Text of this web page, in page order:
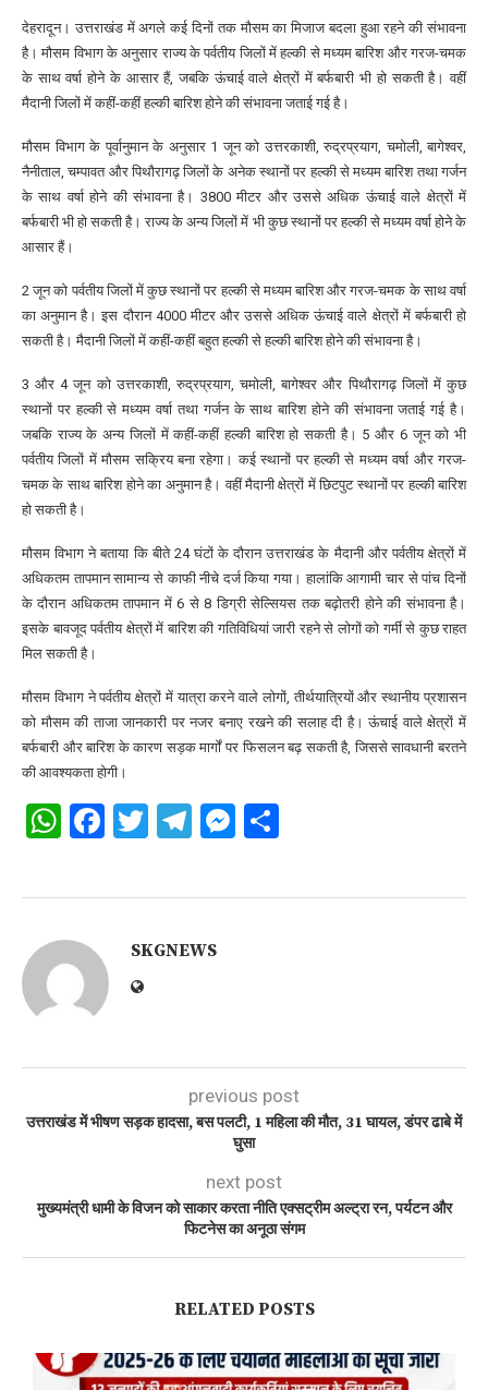
देहरादून। उत्तराखंड में अगले कई दिनों तक मौसम का मिजाज बदला हुआ रहने की संभावना
है। मौसम विभाग के अनुसार राज्य के पर्वतीय जिलों में हल्की से मध्यम बारिश और गरज-चमक
के साथ वर्षा होने के आसार हैं, जबकि ऊंचाई वाले क्षेत्रों में बर्फबारी भी हो सकती है। वहीं
मैदानी जिलों में कहीं-कहीं हल्की बारिश होने की संभावना जताई गई है।
मौसम विभाग के पूर्वानुमान के अनुसार 1 जून को उत्तरकाशी, रुद्रप्रयाग, चमोली, बागेश्वर,
नैनीताल, चम्पावत और पिथौरागढ़ जिलों के अनेक स्थानों पर हल्की से मध्यम बारिश तथा गर्जन
के साथ वर्षा होने की संभावना है। 3800 मीटर और उससे अधिक ऊंचाई वाले क्षेत्रों में
बर्फबारी भी हो सकती है। राज्य के अन्य जिलों में भी कुछ स्थानों पर हल्की से मध्यम वर्षा होने के
आसार हैं।
2 जून को पर्वतीय जिलों में कुछ स्थानों पर हल्की से मध्यम बारिश और गरज-चमक के साथ वर्षा
का अनुमान है। इस दौरान 4000 मीटर और उससे अधिक ऊंचाई वाले क्षेत्रों में बर्फबारी हो
सकती है। मैदानी जिलों में कहीं-कहीं बहुत हल्की से हल्की बारिश होने की संभावना है।
3 और 4 जून को उत्तरकाशी, रुद्रप्रयाग, चमोली, बागेश्वर और पिथौरागढ़ जिलों में कुछ
स्थानों पर हल्की से मध्यम वर्षा तथा गर्जन के साथ बारिश होने की संभावना जताई गई है।
जबकि राज्य के अन्य जिलों में कहीं-कहीं हल्की बारिश हो सकती है। 5 और 6 जून को भी
पर्वतीय जिलों में मौसम सक्रिय बना रहेगा। कई स्थानों पर हल्की से मध्यम वर्षा और गरज-
चमक के साथ बारिश होने का अनुमान है। वहीं मैदानी क्षेत्रों में छिटपुट स्थानों पर हल्की बारिश
हो सकती है।
मौसम विभाग ने बताया कि बीते 24 घंटों के दौरान उत्तराखंड के मैदानी और पर्वतीय क्षेत्रों में
अधिकतम तापमान सामान्य से काफी नीचे दर्ज किया गया। हालांकि आगामी चार से पांच दिनों
के दौरान अधिकतम तापमान में 6 से 8 डिग्री सेल्सियस तक बढ़ोतरी होने की संभावना है।
इसके बावजूद पर्वतीय क्षेत्रों में बारिश की गतिविधियां जारी रहने से लोगों को गर्मी से कुछ राहत
मिल सकती है।
मौसम विभाग ने पर्वतीय क्षेत्रों में यात्रा करने वाले लोगों, तीर्थयात्रियों और स्थानीय प्रशासन
को मौसम की ताजा जानकारी पर नजर बनाए रखने की सलाह दी है। ऊंचाई वाले क्षेत्रों में
बर्फबारी और बारिश के कारण सड़क मार्गों पर फिसलन बढ़ सकती है, जिससे सावधानी बरतने
की आवश्यकता होगी।
WhatsApp
Facebook
Twitter
Telegram
Messenger
SKGNEWS
previous post
उत्तराखंड में भीषण सड़क हादसा, बस पलटी, 1 महिला की मौत, 31 घायल, डंपर ढाबे में
घुसा
next post
मुख्यमंत्री धामी के विजन को साकार करता नीति एक्सट्रीम अल्ट्रा रन, पर्यटन और
फिटनेस का अनूठा संगम
RELATED POSTS